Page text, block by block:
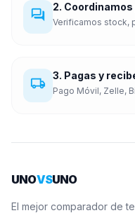
forum 2.
Verificamos stock,
local_shipping 3. Pagas y
Pago Móvil, Zelle,
UNOVSUNO
El mejor comparador de